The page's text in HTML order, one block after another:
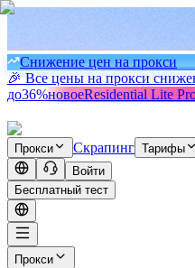
Снижение цен на прокси
🎉 Все цены на прокси
до36%новоеResidential Lite
Прокси Скрапинг Тарифы
Войти
Бесплатный тест
Прокси